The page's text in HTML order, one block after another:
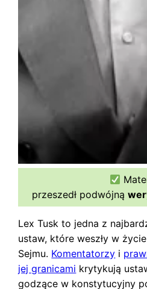
przeszedł podwójną
Lex Tusk to jedna z
ustaw, które weszły w
Sejmu. Komentatorzy i
jej granicami krytykują
godzące w konstytucyjny